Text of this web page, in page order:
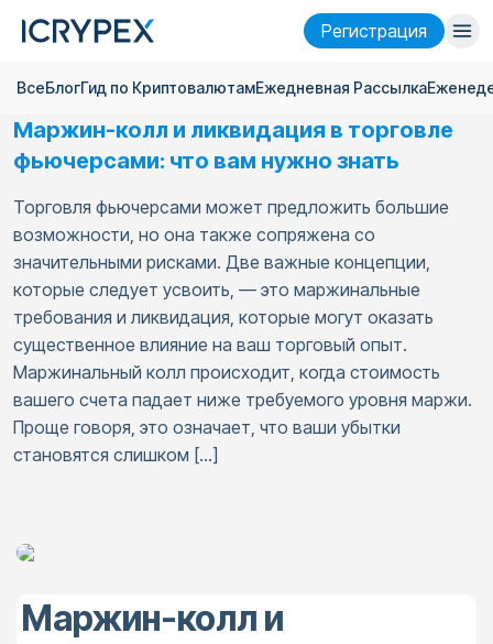
Pегистрация
Войти Pегистрация
Исследовать
Помощь
Фьючерсыx50
Language Русский
Тема
ВсеБлогГид по КриптовалютамЕжедневная Pассылка
Маржин-колл и ликвидация в торговле
фьючерсами: что вам нужно знать
Торговля фьючерсами может предложить большие
возможности, но она также сопряжена со
значительными рисками. Две важные концепции,
которые следует усвоить, — это маржинальные
требования и ликвидация, которые могут оказать
существенное влияние на ваш торговый опыт.
Маржинальный колл происходит, когда стоимость
вашего счета падает ниже требуемого уровня маржи.
Проще говоря, это означает, что ваши убытки
становятся слишком […]
Маржин-колл и